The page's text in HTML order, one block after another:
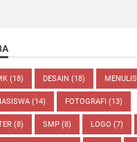
(18) DESAIN (18) MENULIS
(14) FOTOGRAFI (13)
(8) SMP (8) LOGO (7)